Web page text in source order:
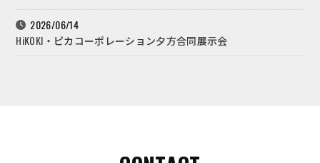
2026/06/14
HiKOKI・ピカコーポレーション夕方合同展示会